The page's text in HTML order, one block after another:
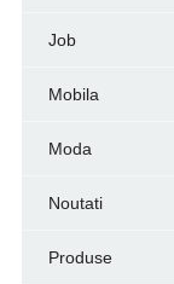
Job
Mobila
Moda
Noutati
Produse